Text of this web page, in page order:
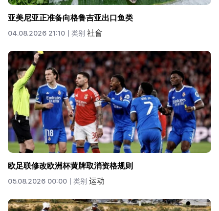
亚美尼亚正准备向格鲁吉亚出口鱼类
04.08.2026 21:10 | 类别 社會
欧足联修改欧洲杯黄牌取消资格规则
05.08.2026 00:00 | 类别 运动